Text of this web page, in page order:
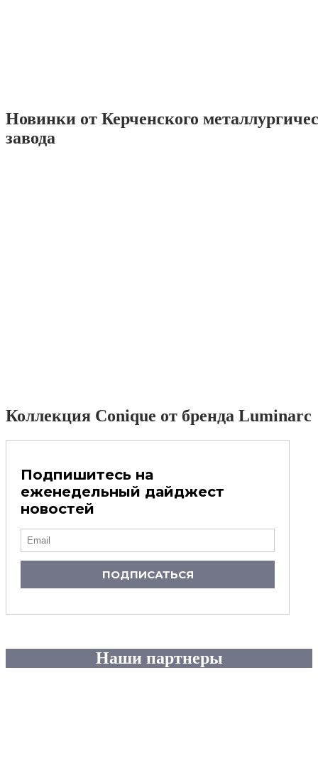
Новинки от Керченского
завода
Коллекция Conique от бренда Luminarc
Подпишитесь на
еженедельный дайджест
новостей
ПОДПИСАТЬСЯ
Наши партнеры